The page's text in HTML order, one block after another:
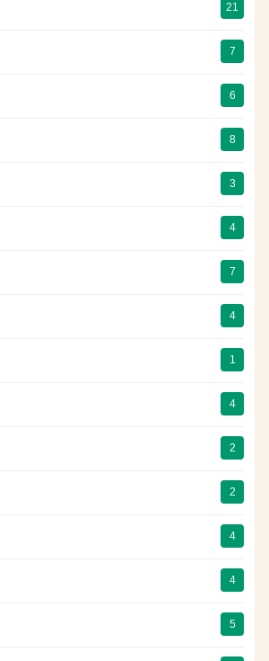
21
7
6
8
3
4
7
4
1
4
2
2
4
4
5